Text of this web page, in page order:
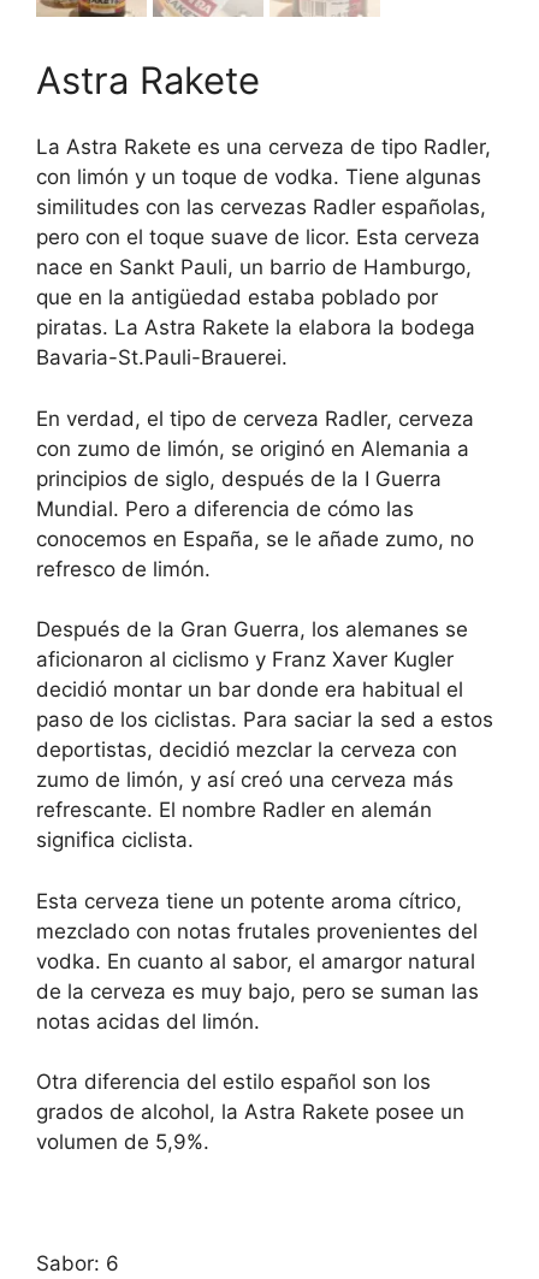
Astra Rakete
La Astra Rakete es una cerveza de tipo Radler,
con limón y un toque de vodka. Tiene algunas
similitudes con las cervezas Radler españolas,
pero con el toque suave de licor. Esta cerveza
nace en Sankt Pauli, un barrio de Hamburgo,
que en la antigüedad estaba poblado por
piratas. La Astra Rakete la elabora la bodega
Bavaria-St.Pauli-Brauerei.
En verdad, el tipo de cerveza Radler, cerveza
con zumo de limón, se originó en Alemania a
principios de siglo, después de la I Guerra
Mundial. Pero a diferencia de cómo las
conocemos en España, se le añade zumo, no
refresco de limón.
Después de la Gran Guerra, los alemanes se
aficionaron al ciclismo y Franz Xaver Kugler
decidió montar un bar donde era habitual el
paso de los ciclistas. Para saciar la sed a estos
deportistas, decidió mezclar la cerveza con
zumo de limón, y así creó una cerveza más
refrescante. El nombre Radler en alemán
significa ciclista.
Esta cerveza tiene un potente aroma cítrico,
mezclado con notas frutales provenientes del
vodka. En cuanto al sabor, el amargor natural
de la cerveza es muy bajo, pero se suman las
notas acidas del limón.
Otra diferencia del estilo español son los
grados de alcohol, la Astra Rakete posee un
volumen de 5,9%.
Sabor: 6